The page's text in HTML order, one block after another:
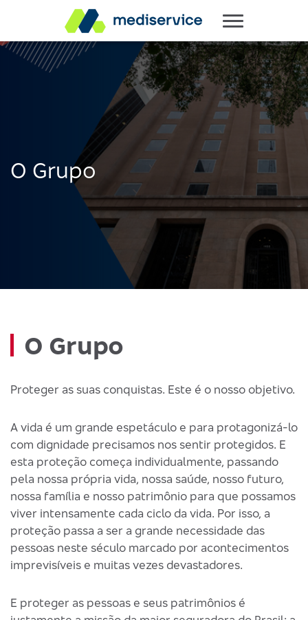
O Grupo
O Grupo
Proteger as suas conquistas. Este é o nosso objetivo.
A vida é um grande espetáculo e para protagonizá-lo
com dignidade precisamos nos sentir protegidos. E
esta proteção começa individualmente, passando
pela nossa própria vida, nossa saúde, nosso futuro,
nossa família e nosso patrimônio para que possamos
viver intensamente cada ciclo da vida. Por isso, a
proteção passa a ser a grande necessidade das
pessoas neste século marcado por acontecimentos
imprevisíveis e muitas vezes devastadores.
E proteger as pessoas e seus patrimônios é